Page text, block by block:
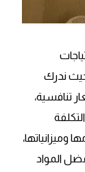
ندرك
تنافسية،
وميزانياتها،
المواد